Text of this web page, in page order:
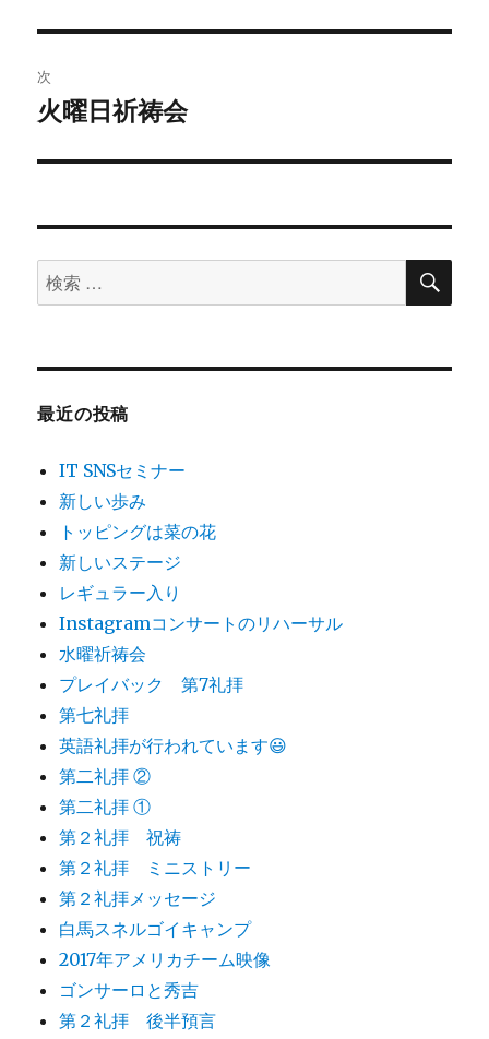
ビ
ゲ
ー
ン
の
投
稿:
次
次
投
火曜日祈祷会
検
索
象:
検
最近の投稿
IT SNSセミナー
新しい歩み
トッピングは菜の花
新しいステージ
レギュラー入り
Instagramコンサートのリハーサル
水曜祈祷会
プレイバック 第7礼拝
第七礼拝
英語礼拝が行われています😃
第二礼拝 ②
第二礼拝 ①
第２礼拝 祝祷
第２礼拝 ミニストリー
第２礼拝メッセージ
白馬スネルゴイキャンプ
2017年アメリカチーム映像
ゴンサーロと秀吉
第２礼拝 後半預言